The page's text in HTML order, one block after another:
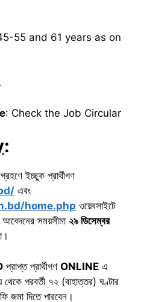
55 and 61 years as on
: Check the Job Circular
:
ইচ্ছুক প্রার্থীগণ
এবং
home.php ওয়েবসাইটে
সময়সীমা ২৯ ডিসেম্বর
প্রাপ্ত প্রার্থীগণ ONLINE এ
পরবর্তী ৭২ (বাহাত্তর) ঘণ্টার
জমা দিতে পারবেন।